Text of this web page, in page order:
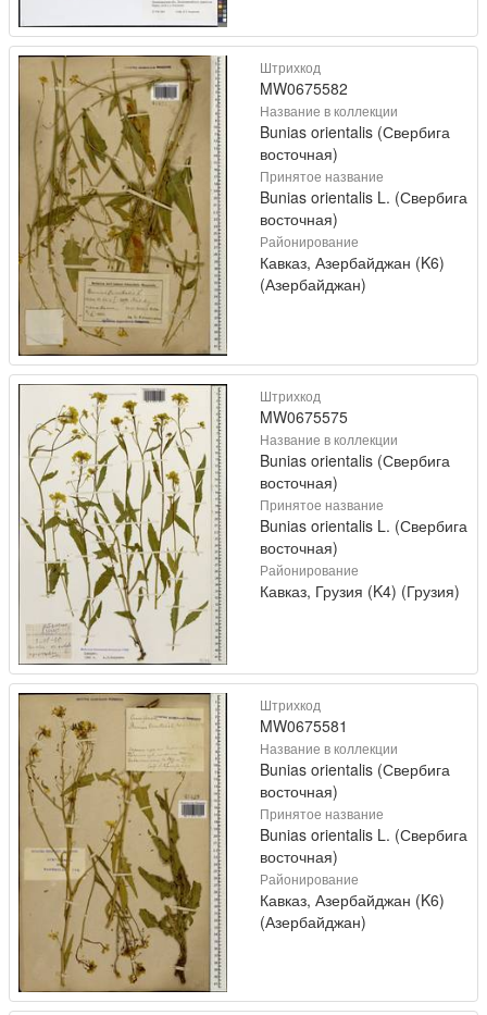
Штрихкод
MW0675582
Название в коллекции
Bunias orientalis (Свербига
восточная)
Принятое название
Bunias orientalis L. (Свербига
восточная)
Районирование
Кавказ, Азербайджан (K6)
(Азербайджан)
Штрихкод
MW0675575
Название в коллекции
Bunias orientalis (Свербига
восточная)
Принятое название
Bunias orientalis L. (Свербига
восточная)
Районирование
Кавказ, Грузия (K4) (Грузия)
Штрихкод
MW0675581
Название в коллекции
Bunias orientalis (Свербига
восточная)
Принятое название
Bunias orientalis L. (Свербига
восточная)
Районирование
Кавказ, Азербайджан (K6)
(Азербайджан)